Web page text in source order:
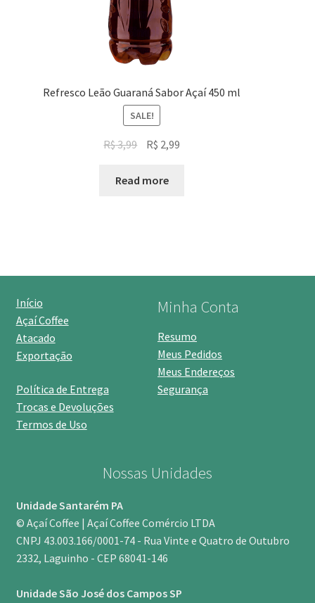
Refresco Leão Guaraná Sabor Açaí 450 ml
SALE!
R$3,99 Original
was:
R$ 2,99
Read more
Início
Açaí Coffee
Atacado
Exportação
Política de Entrega
Trocas e Devoluções
Termos de Uso
Minha Conta
Resumo
Meus Pedidos
Meus Endereços
Segurança
Nossas Unidades
Unidade Santarém PA
© Açaí Coffee | Açaí Coffee Comércio LTDA
CNPJ 43.003.166/0001-74 - Rua Vinte e Quatro de Outubro
2332, Laguinho - CEP 68041-146
Unidade São José dos Campos SP